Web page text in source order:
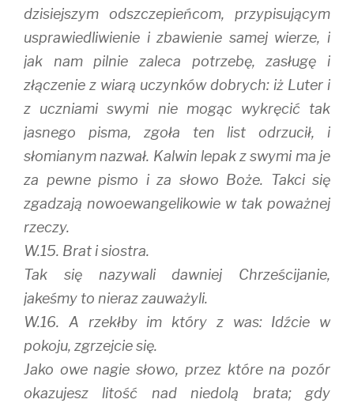
dzisiejszym odszczepieńcom, przypisującym
usprawiedliwienie i zbawienie samej wierze, i
jak nam pilnie zaleca potrzebę, zasługę i
złączenie z wiarą uczynków dobrych: iż Luter i
z uczniami swymi nie mogąc wykręcić tak
jasnego pisma, zgoła ten list odrzucił, i
słomianym nazwał. Kalwin lepak z swymi ma je
za pewne pismo i za słowo Boże. Takci się
zgadzają nowoewangelikowie w tak poważnej
rzeczy.
W.15. Brat i siostra.
Tak się nazywali dawniej Chrześcijanie,
jakeśmy to nieraz zauważyli.
W.16. A rzekłby im który z was: Idźcie w
pokoju, zgrzejcie się.
Jako owe nagie słowo, przez które na pozór
okazujesz litość nad niedolą brata; gdy